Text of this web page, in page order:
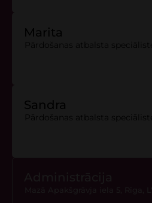
Marita
Pārdošanas atbalsta speciāliste
Sandra
Pārdošanas atbalsta speciāliste